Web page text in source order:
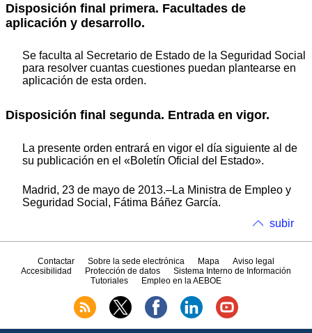
Disposición final primera. Facultades de
aplicación y desarrollo.
Se faculta al Secretario de Estado de la Seguridad Social
para resolver cuantas cuestiones puedan plantearse en
aplicación de esta orden.
Disposición final segunda. Entrada en vigor.
La presente orden entrará en vigor el día siguiente al de
su publicación en el «Boletín Oficial del Estado».
Madrid, 23 de mayo de 2013.–La Ministra de Empleo y
Seguridad Social, Fátima Báñez García.
subir
Contactar Sobre la sede electrónica Mapa
Aviso legal
Accesibilidad
Protección de datos
Sistema Interno de Información
Tutoriales
Empleo en la AEBOE